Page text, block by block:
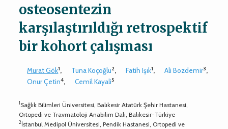
osteosentezin
karşılaştırıldığı retrospektif
bir kohort çalışması
Murat Gök1, Tuna Koçoğlu2, Fatih Işık1, Ali Bozdemir3,
Onur Çetin4, Cemil Kayali5
1Sağlık Bilimleri Üniversitesi, Balıkesir Atatürk Şehir Hastanesi,
Ortopedi ve Travmatoloji Anabilim Dalı, Balıkesir-Türkiye
2İstanbul Medipol Üniversitesi, Pendik Hastanesi, Ortopedi ve